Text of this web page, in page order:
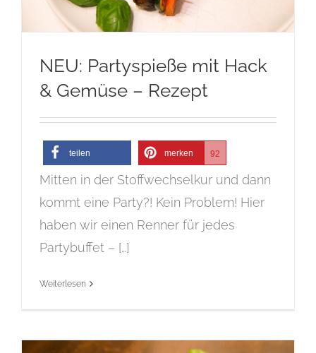
NEU: Partyspieße mit Hack
& Gemüse – Rezept
teilen merken 92
Mitten in der Stoffwechselkur und dann
kommt eine Party?! Kein Problem! Hier
haben wir einen Renner für jedes
Partybuffet – […]
Weiterlesen